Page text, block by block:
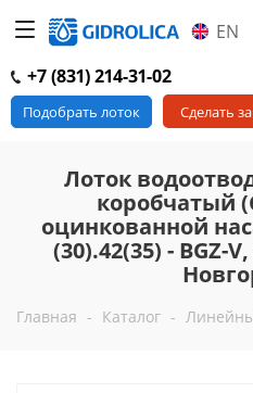
EN
+7 (831) 214-31-02
Подобрать лоток Сделать
Лоток
коробчатый
оцинкованной
(30).42(35) -
Главная - Каталог -